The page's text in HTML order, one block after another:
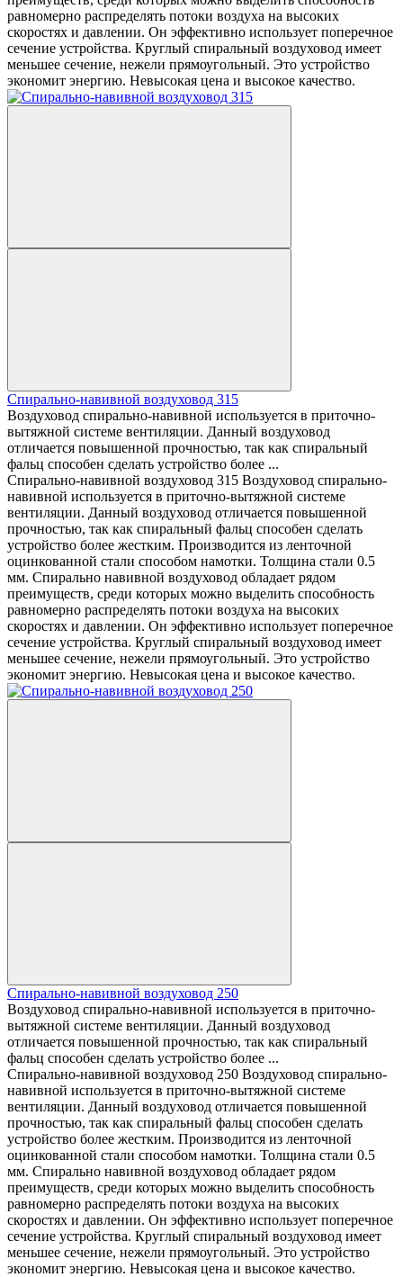
равномерно распределять потоки воздуха на высоких
скоростях и давлении. Он эффективно использует поперечное
сечение устройства. Круглый спиральный воздуховод имеет
меньшее сечение, нежели прямоугольный. Это устройство
экономит энергию. Невысокая цена и высокое качество.
Спирально-навивной воздуховод 315
Воздуховод спирально-навивной используется в приточно-
вытяжной системе вентиляции. Данный воздуховод
отличается повышенной прочностью, так как спиральный
фальц способен сделать устройство более ...
Спирально-навивной воздуховод 315 Воздуховод спирально-
навивной используется в приточно-вытяжной системе
вентиляции. Данный воздуховод отличается повышенной
прочностью, так как спиральный фальц способен сделать
устройство более жестким. Производится из ленточной
оцинкованной стали способом намотки. Толщина стали 0.5
мм. Спирально навивной воздуховод обладает рядом
преимуществ, среди которых можно выделить способность
равномерно распределять потоки воздуха на высоких
скоростях и давлении. Он эффективно использует поперечное
сечение устройства. Круглый спиральный воздуховод имеет
меньшее сечение, нежели прямоугольный. Это устройство
экономит энергию. Невысокая цена и высокое качество.
Спирально-навивной воздуховод 250
Воздуховод спирально-навивной используется в приточно-
вытяжной системе вентиляции. Данный воздуховод
отличается повышенной прочностью, так как спиральный
фальц способен сделать устройство более ...
Спирально-навивной воздуховод 250 Воздуховод спирально-
навивной используется в приточно-вытяжной системе
вентиляции. Данный воздуховод отличается повышенной
прочностью, так как спиральный фальц способен сделать
устройство более жестким. Производится из ленточной
оцинкованной стали способом намотки. Толщина стали 0.5
мм. Спирально навивной воздуховод обладает рядом
преимуществ, среди которых можно выделить способность
равномерно распределять потоки воздуха на высоких
скоростях и давлении. Он эффективно использует поперечное
сечение устройства. Круглый спиральный воздуховод имеет
меньшее сечение, нежели прямоугольный. Это устройство
экономит энергию. Невысокая цена и высокое качество.